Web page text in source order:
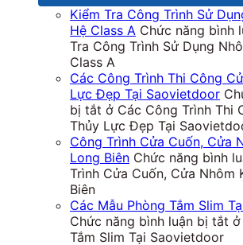
Kiểm Tra Công Trình Sử
Hệ Class A Chức năng bình
Tra Công Trình Sử Dụng
Class A
Các Công Trình Thi Công
Lực Đẹp Tại Saovietdoor
bị tắt ở Các Công Trình Thi
Thủy Lực Đẹp Tại
Công Trình Cửa Cuốn, Cửa
Long Biên Chức năng bình
Trình Cửa Cuốn, Cửa Nhôm
Biên
Các Mẫu Phòng Tắm Slim
Chức năng bình luận bị tắt ở
Tắm Slim Tại Saovietdoor